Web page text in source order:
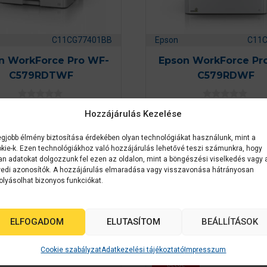
Hozzájárulás Kezelése
élmény biztosítása érdekében olyan technológiákat használunk, mint a
k. Ezen technológiákhoz való hozzájárulás lehetővé teszi számunkra, hogy
adatokat dolgozzunk fel ezen az oldalon, mint a böngészési viselkedés vagy
azonosítók. A hozzájárulás elmaradása vagy visszavonása hátrányosan
bizonyos funkciókat.
ELFOGADOM ELUTASÍTOM BEÁLLÍTÁSOK
Cookie szabályzatAdatkezelési tájékoztatóImpresszum
C11CG77401BB
WorkForce Pro WF-
C579RDTWF
-
b
ő
l
KÉREK
Epson
Epson WorkForce
C579RDWF
-
b
ő
l
AJÁNLATOT KÉREK
BELÜL